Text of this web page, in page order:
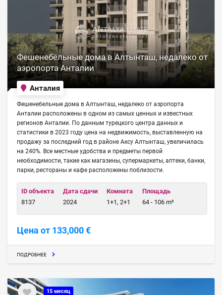
Фешенебельные дома в Алтынташ, недалеко от
аэропорта Анталии
Анталия
Фешенебельные дома в Алтынташ, недалеко от аэропорта
Анталии расположены в одном из самых ценных и известных
регионов Анталии. По данным турецкого центра данных и
статистики в 2023 году цена на недвижимость, выставленную на
продажу за последний год в районе Аксу Алтынташ, увеличилась
на 240%. Все местные удобства и предметы первой
необходимости, такие как магазины, супермаркеты, аптеки, банки,
парки, рестораны и кафе расположены поблизости.
ID объекта
8137
Дата сдачи
2024
Комната
1+1, 2+1
Площадь
64 - 106 m²
Цена от 133,000 €
ПОДРОБНЕЕ
15 месяц